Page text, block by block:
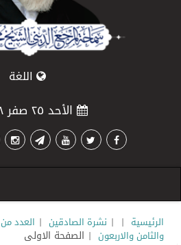
اللغة
الأحد ٢٥ صفر ١٤٤٨ هـ
الرئيسية |
| نشرة الصادقين | العدد من 141 الى 160
والثامن والاربعون | الصفحة الاولى